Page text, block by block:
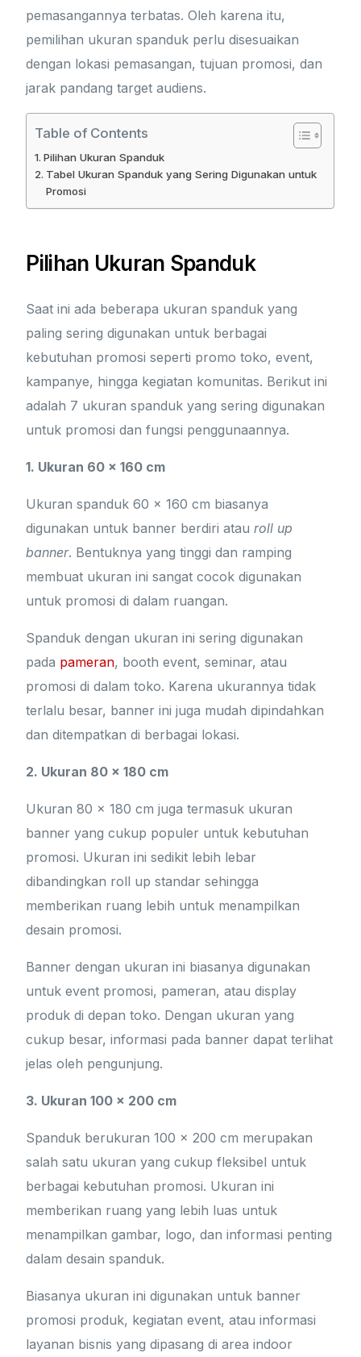
pemasangannya terbatas. Oleh karena itu,
pemilihan ukuran spanduk perlu disesuaikan
dengan lokasi pemasangan, tujuan promosi, dan
jarak pandang target audiens.
Table of Contents
Pilihan Ukuran Spanduk
Tabel Ukuran Spanduk yang Sering Digunakan untuk
Promosi
Pilihan Ukuran Spanduk
Saat ini ada beberapa ukuran spanduk yang
paling sering digunakan untuk berbagai
kebutuhan promosi seperti promo toko, event,
kampanye, hingga kegiatan komunitas. Berikut ini
adalah 7 ukuran spanduk yang sering digunakan
untuk promosi dan fungsi penggunaannya.
1. Ukuran 60 x 160 cm
Ukuran spanduk 60 x 160 cm biasanya
digunakan untuk banner berdiri atauroll up
banner. Bentuknya yang tinggi dan ramping
membuat ukuran ini sangat cocok digunakan
untuk promosi di dalam ruangan.
Spanduk dengan ukuran ini sering digunakan
pada pameran, booth event, seminar, atau
promosi di dalam toko. Karena ukurannya tidak
terlalu besar, banner ini juga mudah dipindahkan
dan ditempatkan di berbagai lokasi.
2. Ukuran 80 x 180 cm
Ukuran 80 x 180 cm juga termasuk ukuran
banner yang cukup populer untuk kebutuhan
promosi. Ukuran ini sedikit lebih lebar
dibandingkan roll up standar sehingga
memberikan ruang lebih untuk menampilkan
desain promosi.
Banner dengan ukuran ini biasanya digunakan
untuk event promosi, pameran, atau display
produk di depan toko. Dengan ukuran yang
cukup besar, informasi pada banner dapat terlihat
jelas oleh pengunjung.
3. Ukuran 100 x 200 cm
Spanduk berukuran 100 x 200 cm merupakan
salah satu ukuran yang cukup fleksibel untuk
berbagai kebutuhan promosi. Ukuran ini
memberikan ruang yang lebih luas untuk
menampilkan gambar, logo, dan informasi penting
dalam desain spanduk.
Biasanya ukuran ini digunakan untuk banner
promosi produk, kegiatan event, atau informasi
layanan bisnis yang dipasang di area indoor